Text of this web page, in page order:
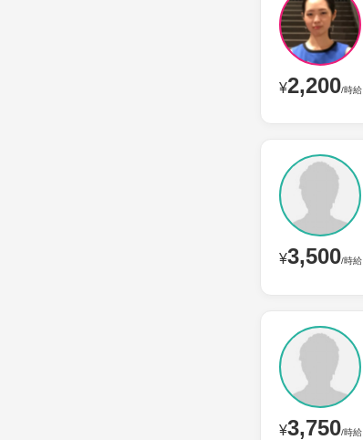
¥2,200/時給
¥3,500/時給
¥3,750/時給